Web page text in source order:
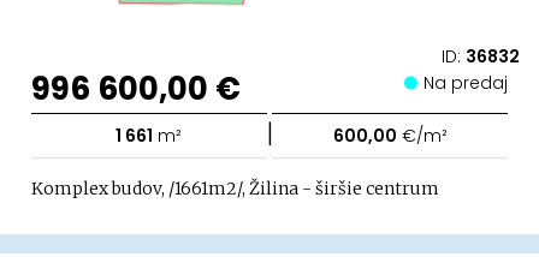
ID: 36832
996 600,00 € Na predaj
1 661 m² | 600,00 €/m²
Komplex budov, /1661m2/, Žilina - širšie centrum